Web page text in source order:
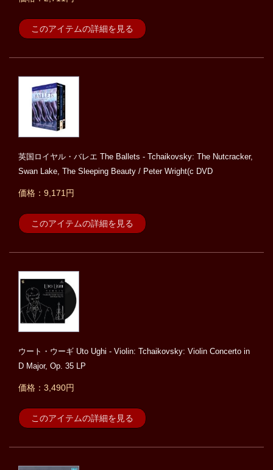
このアイテムの詳細を見る
英国ロイヤル・バレエ The Ballets - Tchaikovsky: The Nutcracker,
Swan Lake, The Sleeping Beauty / Peter Wright(c DVD
価格：9,171円
このアイテムの詳細を見る
ウート・ウーギ Uto Ughi - Violin: Tchaikovsky: Violin Concerto in
D Major, Op. 35 LP
価格：3,490円
このアイテムの詳細を見る